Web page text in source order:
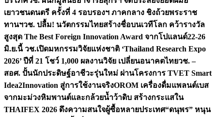
เยาวชนดนตรี ครั้งที่ 4 รอบรองฯ ภาคกลาง ชิงถ้วยพระราช
ทานฯวช. ปลื้ม! นวัตกรรมไทยสร้างชื่อบนเวทีโลก คว้ารางวัล
สูงสุด The Best Foreign Innovation Award จากโปแลนด์22-26
มิ.ย.นี้ วช.เปิดมหกรรมวิจัยแห่งชาติ ‘Thailand Research Expo
2026’ ปีที่ 21 โชว์ 1,000 ผลงานวิจัย เปลี่ยนอนาคตไทยวช. –
สอศ. ปั้นนักประดิษฐ์อาชีวะรุ่นใหม่ ผ่านโครงการ TVET Smart
Idea2Innovation สู่การใช้งานจริงOROM เครื่องดื่มแพลนต์เบส
จากมะม่วงหิมพานต์และกล้วยน้ำว้าดิบ สร้างกระแสใน
THAIFEX 2026 ดึงความสนใจผู้ซื้อหลายประเทศ“ดนุพร” หนุน